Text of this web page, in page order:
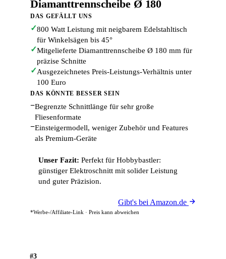
Diamanttrennscheibe Ø 180
DAS GEFÄLLT UNS
✓800 Watt Leistung mit neigbarem Edelstahltisch
für Winkelsägen bis 45°
✓Mitgelieferte Diamanttrennscheibe Ø 180 mm für
präzise Schnitte
✓Ausgezeichnetes Preis-Leistungs-Verhältnis unter
100 Euro
DAS KÖNNTE BESSER SEIN
−Begrenzte Schnittlänge für sehr große
Fliesenformate
−Einsteigermodell, weniger Zubehör und Features
als Premium-Geräte
Unser Fazit: Perfekt für Hobbybastler:
günstiger Elektroschnitt mit solider Leistung
und guter Präzision.
Gibt's bei Amazon.de
*Werbe-/Affiliate-Link · Preis kann abweichen
#3